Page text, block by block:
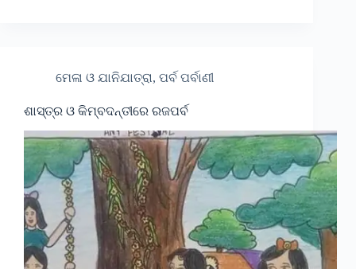
ମେଳା ଓ ଯାନିଯାତ୍ରା, ପର୍ବ ପର୍ବାଣୀ
ଶାସ୍ତ୍ର ଓ କିମ୍ବଦନ୍ତୀରେ ରଜପର୍ବ